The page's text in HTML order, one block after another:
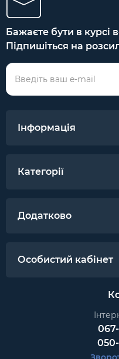
Бажаєте бути в курсі
Підпишіться на
Інформація
Категорії
Додатково
Особистий кабінет